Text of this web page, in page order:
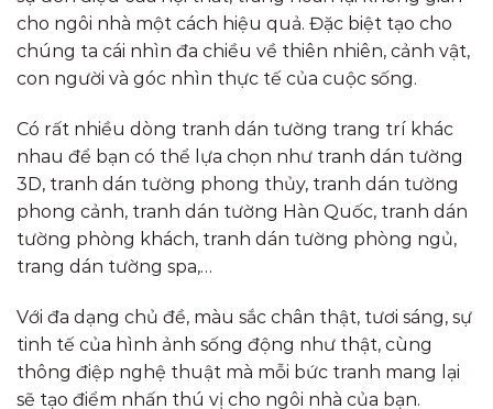
cho ngôi nhà một cách hiệu quả. Đặc biệt tạo cho
chúng ta cái nhìn đa chiều về thiên nhiên, cảnh vật,
con người và góc nhìn thực tế của cuộc sống.
Có rất nhiều dòng tranh dán tường trang trí khác
nhau để bạn có thể lựa chọn như tranh dán tường
3D, tranh dán tường phong thủy, tranh dán tường
phong cảnh, tranh dán tường Hàn Quốc, tranh dán
tường phòng khách, tranh dán tường phòng ngủ,
trang dán tường spa,…
Với đa dạng chủ đề, màu sắc chân thật, tươi sáng, sự
tinh tế của hình ảnh sống động như thật, cùng
thông điệp nghệ thuật mà mỗi bức tranh mang lại
sẽ tạo điểm nhấn thú vị cho ngôi nhà của bạn.